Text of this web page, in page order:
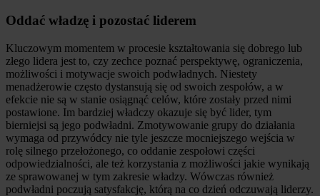
Oddać władzę i pozostać liderem
Kluczowym momentem w procesie kształtowania się dobrego lub
złego lidera jest to, czy zechce poznać perspektywę, ograniczenia,
możliwości i motywacje swoich podwładnych. Niestety
menadżerowie często dystansują się od swoich zespołów, a w
efekcie nie są w stanie osiągnąć celów, które zostały przed nimi
postawione. Im bardziej władczy okazuje się być lider, tym
bierniejsi są jego podwładni. Zmotywowanie grupy do działania
wymaga od przywódcy nie tyle jeszcze mocniejszego wejścia w
rolę silnego przełożonego, co oddanie zespołowi części
odpowiedzialności, ale też korzystania z możliwości jakie wynikają
ze sprawowanej w tym zakresie władzy. Wówczas również
podwładni poczują satysfakcję, którą na co dzień odczuwają liderzy.